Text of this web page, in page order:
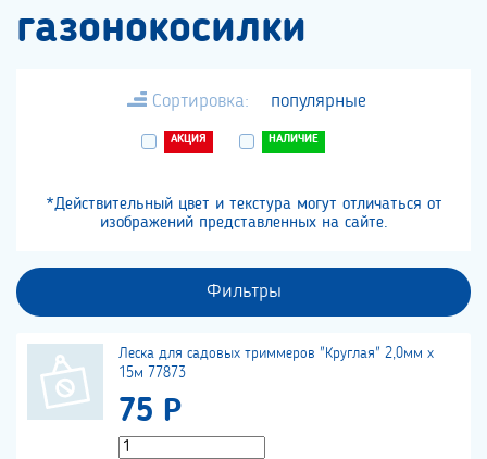
газонокосилки
Сортировка: популярные
АКЦИЯ НАЛИЧИЕ
*Действительный цвет и текстура могут отличаться от
изображений представленных на сайте.
Фильтры
Леска для садовых триммеров "Круглая" 2,0мм х
15м 77873
75 Р